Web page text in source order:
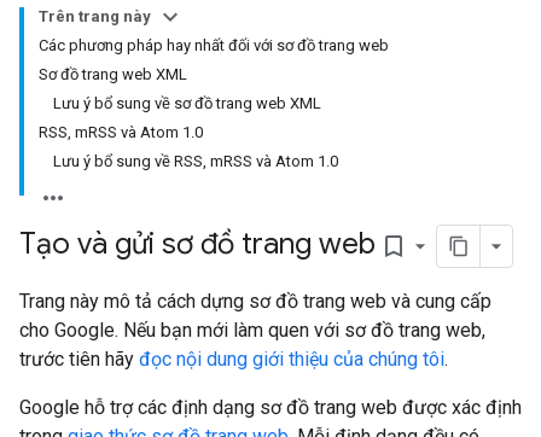
Trên trang này
Các phương pháp hay nhất đối với sơ đồ trang web
Sơ đồ trang web XML
Lưu ý bổ sung về sơ đồ trang web XML
RSS, mRSS và Atom 1.0
Lưu ý bổ sung về RSS, mRSS và Atom 1.0
Tạo và gửi sơ đồ trang web bookmark_border
Trang này mô tả cách dựng sơ đồ trang web và cung cấp
cho Google. Nếu bạn mới làm quen với sơ đồ trang web,
trước tiên hãy đọc nội dung giới thiệu của chúng tôi.
Google hỗ trợ các định dạng sơ đồ trang web được xác định